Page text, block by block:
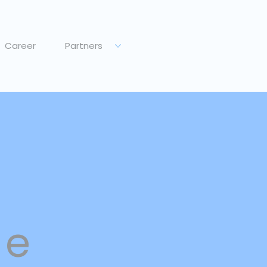
Career Partners